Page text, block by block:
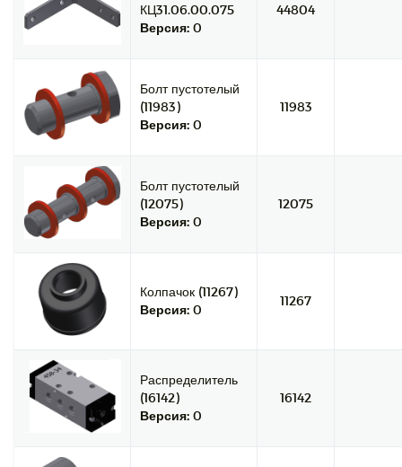
КЦ31.06.00.075
Версия: 0
44804
Болт пустотелый
(11983)
Версия: 0
11983
Болт пустотелый
(12075)
Версия: 0
12075
Колпачок (11267)
Версия: 0
11267
Распределитель
(16142)
Версия: 0
16142